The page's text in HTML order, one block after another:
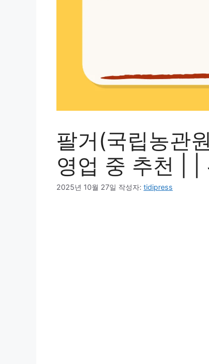
팔거(국립농관
영업 중 추천 | |
2025년 10월 27일 작성자: tidipress